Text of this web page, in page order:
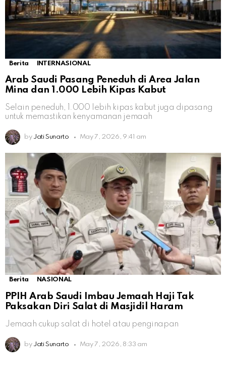
Berita INTERNASIONAL
Arab Saudi Pasang Peneduh di Area Jalan
Mina dan 1.000 Lebih Kipas Kabut
Selain peneduh, 1.000 lebih kipas kabut juga dipasang
untuk memastikan kenyamanan jemaah
by Jati Sunarto May 7, 2026, 9:41 am
Berita NASIONAL
PPIH Arab Saudi Imbau Jemaah Haji Tak
Paksakan Diri Salat di Masjidil Haram
Jemaah cukup salat di hotel atau penginapan
by Jati Sunarto May 7, 2026, 8:33 am